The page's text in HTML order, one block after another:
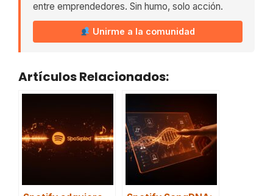
entre emprendedores. Sin humo, solo acción.
Unirme a la comunidad
Artículos Relacionados: